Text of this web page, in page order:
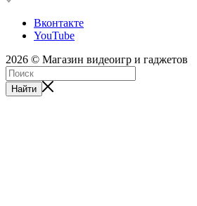
Вконтакте
YouTube
2026 © Магазин видеоигр и гаджетов
Найти